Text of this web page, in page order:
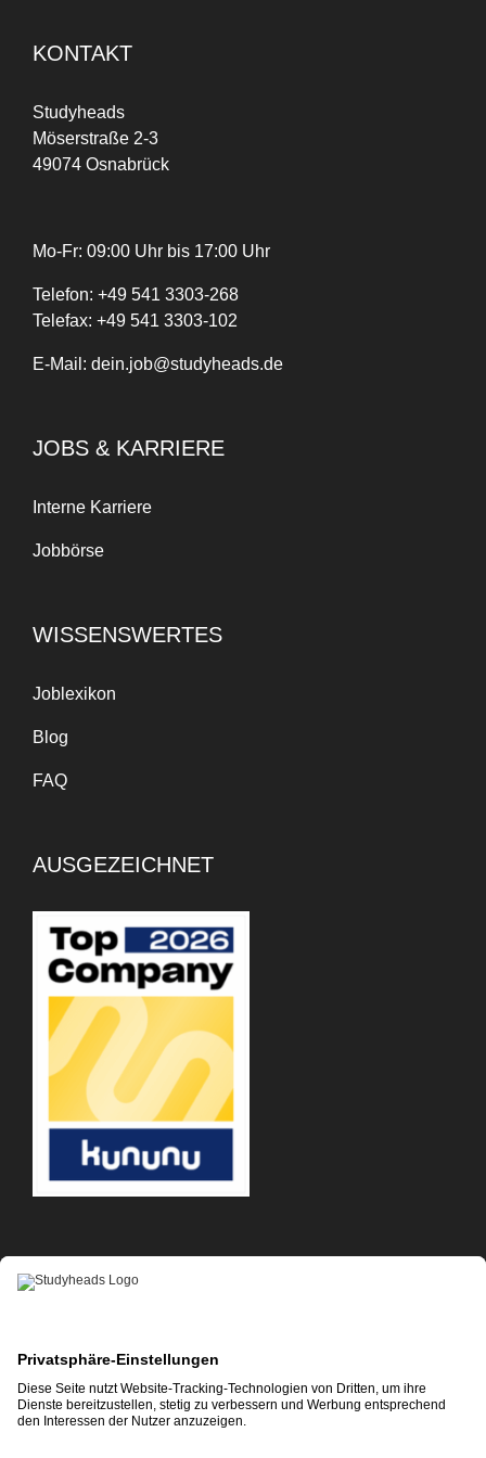
KONTAKT
Studyheads
Möserstraße 2-3
49074 Osnabrück
Mo-Fr: 09:00 Uhr bis 17:00 Uhr
Telefon: +49 541 3303-268
Telefax: +49 541 3303-102
E-Mail: dein.job@studyheads.de
JOBS & KARRIERE
Interne Karriere
Jobbörse
WISSENSWERTES
Joblexikon
Blog
FAQ
AUSGEZEICHNET